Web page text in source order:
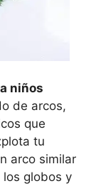
niños
de arcos,
que
tu
arco similar
globos y